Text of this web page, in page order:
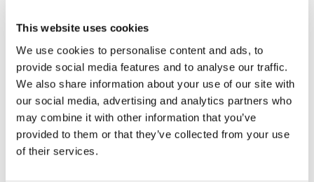
This website uses cookies
We use cookies to personalise content and ads, to
provide social media features and to analyse our traffic.
We also share information about your use of our site with
our social media, advertising and analytics partners who
may combine it with other information that you’ve
provided to them or that they’ve collected from your use
of their services.